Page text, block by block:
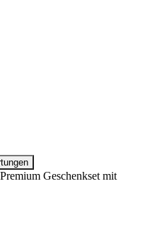
Geschenkset mit